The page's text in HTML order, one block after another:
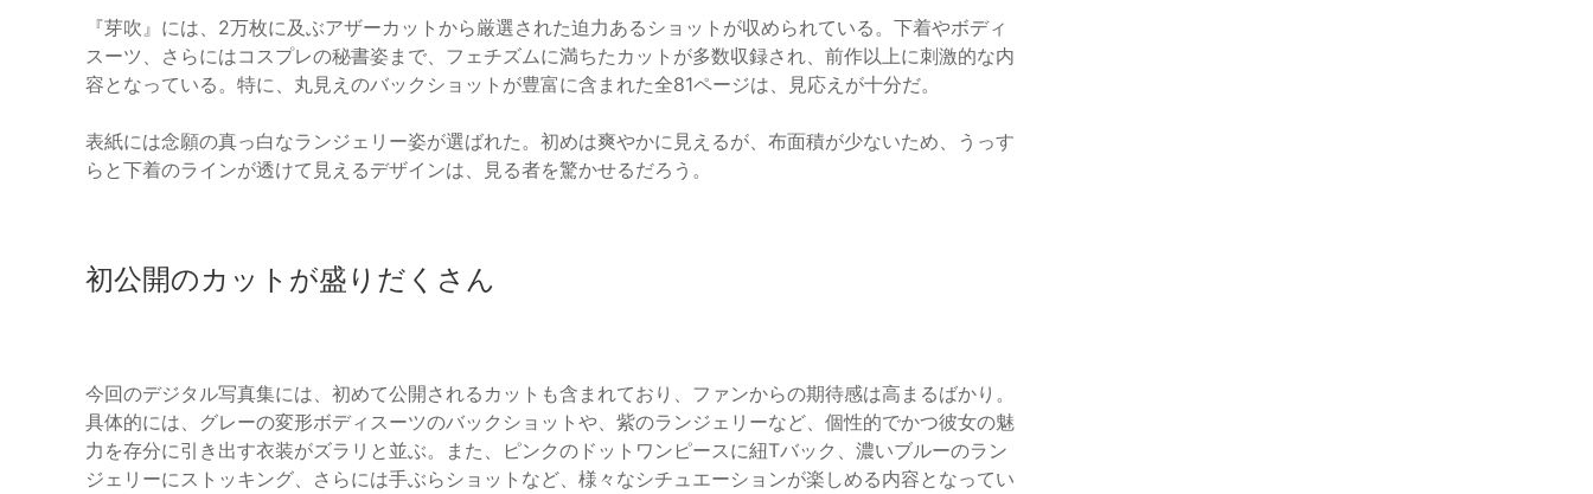
『芽吹』には、2万枚に及ぶアザーカットから厳選された迫力あるショットが収められている。下着やボディ
スーツ、さらにはコスプレの秘書姿まで、フェチズムに満ちたカットが多数収録され、前作以上に刺激的な内
容となっている。特に、丸見えのバックショットが豊富に含まれた全81ページは、見応えが十分だ。
表紙には念願の真っ白なランジェリー姿が選ばれた。初めは爽やかに見えるが、布面積が少ないため、うっす
らと下着のラインが透けて見えるデザインは、見る者を驚かせるだろう。
初公開のカットが盛りだくさん
今回のデジタル写真集には、初めて公開されるカットも含まれており、ファンからの期待感は高まるばかり。
具体的には、グレーの変形ボディスーツのバックショットや、紫のランジェリーなど、個性的でかつ彼女の魅
力を存分に引き出す衣装がズラリと並ぶ。また、ピンクのドットワンピースに紐Tバック、濃いブルーのラン
ジェリーにストッキング、さらには手ぶらショットなど、様々なシチュエーションが楽しめる内容となってい